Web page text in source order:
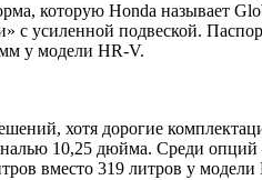
которую Honda называет
с усиленной подвеской.
у модели HR-V.
хотя дорогие
10,25 дюйма. Среди
вместо 319 литров у модели